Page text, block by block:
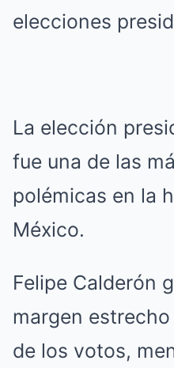
elecciones
La elección
fue una de las
polémicas en la
México.
Felipe Calderón
margen
de los votos,